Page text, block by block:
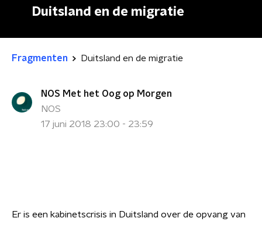
Duitsland en de migratie
Fragmenten Duitsland en de migratie
NOS Met het Oog op Morgen
NOS
17 juni 2018 23:00 - 23:59
Er is een kabinetscrisis in Duitsland over de opvang van